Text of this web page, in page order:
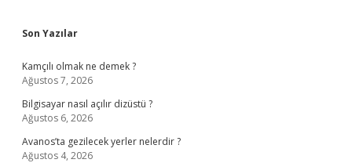
Sidebar
Son Yazılar
Kamçılı olmak ne demek ?
Ağustos 7, 2026
Bilgisayar nasıl açılır dizüstü ?
Ağustos 6, 2026
Avanos’ta gezilecek yerler nelerdir ?
Ağustos 4, 2026